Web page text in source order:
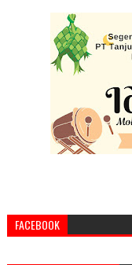
FACEBOOK